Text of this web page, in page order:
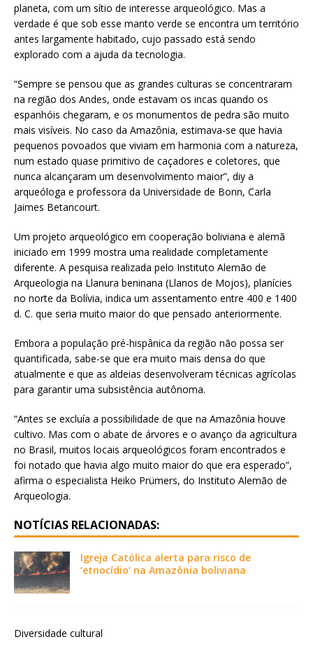
planeta, com um sítio de interesse arqueológico. Mas a
verdade é que sob esse manto verde se encontra um território
antes largamente habitado, cujo passado está sendo
explorado com a ajuda da tecnologia.
“Sempre se pensou que as grandes culturas se concentraram
na região dos Andes, onde estavam os incas quando os
espanhóis chegaram, e os monumentos de pedra são muito
mais visíveis. No caso da Amazônia, estimava-se que havia
pequenos povoados que viviam em harmonia com a natureza,
num estado quase primitivo de caçadores e coletores, que
nunca alcançaram um desenvolvimento maior”, diy a
arqueóloga e professora da Universidade de Bonn, Carla
Jaimes Betancourt.
Um projeto arqueológico em cooperação boliviana e alemã
iniciado em 1999 mostra uma realidade completamente
diferente. A pesquisa realizada pelo Instituto Alemão de
Arqueologia na Llanura beninana (Llanos de Mojos), planícies
no norte da Bolívia, indica um assentamento entre 400 e 1400
d. C. que seria muito maior do que pensado anteriormente.
Embora a população pré-hispânica da região não possa ser
quantificada, sabe-se que era muito mais densa do que
atualmente e que as aldeias desenvolveram técnicas agrícolas
para garantir uma subsistência autônoma.
“Antes se excluía a possibilidade de que na Amazônia houve
cultivo. Mas com o abate de árvores e o avanço da agricultura
no Brasil, muitos locais arqueológicos foram encontrados e
foi notado que havia algo muito maior do que era esperado”,
afirma o especialista Heiko Prümers, do Instituto Alemão de
Arqueologia.
NOTÍCIAS RELACIONADAS:
Igreja Católica alerta para risco de
‘etnocídio’ na Amazônia boliviana
Diversidade cultural